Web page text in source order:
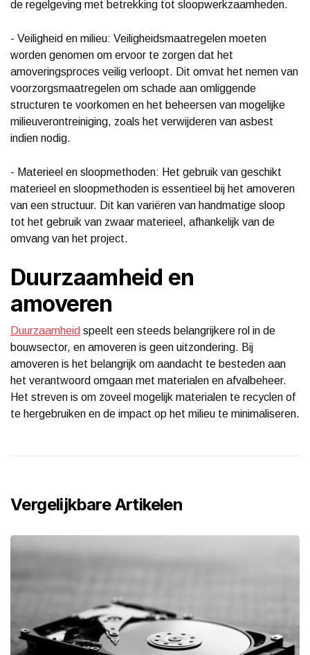
de regelgeving met betrekking tot sloopwerkzaamheden.
- Veiligheid en milieu: Veiligheidsmaatregelen moeten
worden genomen om ervoor te zorgen dat het
amoveringsproces veilig verloopt. Dit omvat het nemen van
voorzorgsmaatregelen om schade aan omliggende
structuren te voorkomen en het beheersen van mogelijke
milieuverontreiniging, zoals het verwijderen van asbest
indien nodig.
- Materieel en sloopmethoden: Het gebruik van geschikt
materieel en sloopmethoden is essentieel bij het amoveren
van een structuur. Dit kan variëren van handmatige sloop
tot het gebruik van zwaar materieel, afhankelijk van de
omvang van het project.
Duurzaamheid en
amoveren
Duurzaamheid speelt een steeds belangrijkere rol in de
bouwsector, en amoveren is geen uitzondering. Bij
amoveren is het belangrijk om aandacht te besteden aan
het verantwoord omgaan met materialen en afvalbeheer.
Het streven is om zoveel mogelijk materialen te recyclen of
te hergebruiken en de impact op het milieu te minimaliseren.
Vergelijkbare Artikelen